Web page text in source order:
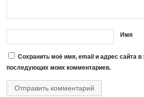
Имя
Сохранить моё имя, email и адрес сайта в
последующих моих комментариев.